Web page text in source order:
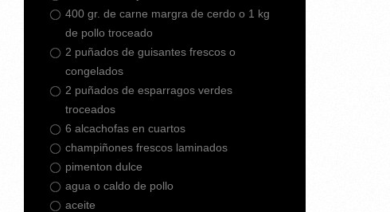
400 gr. de carne margra de cerdo o 1 kg
de pollo troceado
2 puñados de guisantes frescos o
congelados
2 puñados de esparragos verdes
troceados
6 alcachofas en cuartos
champiñones frescos laminados
pimenton dulce
agua o caldo de pollo
aceite